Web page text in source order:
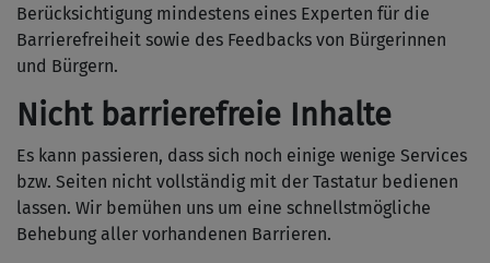
Berücksichtigung mindestens eines Experten für die
Barrierefreiheit sowie des Feedbacks von Bürgerinnen
und Bürgern.
Nicht barrierefreie Inhalte
Es kann passieren, dass sich noch einige wenige Services
bzw. Seiten nicht vollständig mit der Tastatur bedienen
lassen. Wir bemühen uns um eine schnellstmögliche
Behebung aller vorhandenen Barrieren.